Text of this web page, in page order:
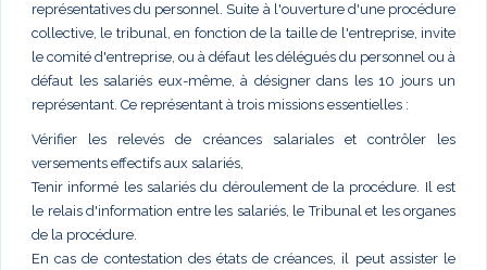
représentatives du personnel. Suite à l'ouverture d'une procédure
collective, le tribunal, en fonction de la taille de l'entreprise, invite
le comité d'entreprise, ou à défaut les délégués du personnel ou à
défaut les salariés eux-même, à désigner dans les 10 jours un
représentant. Ce représentant à trois missions essentielles :
Vérifier les relevés de créances salariales et contrôler les
versements effectifs aux salariés,
Tenir informé les salariés du déroulement de la procédure. Il est
le relais d'information entre les salariés, le Tribunal et les organes
de la procédure.
En cas de contestation des états de créances, il peut assister le